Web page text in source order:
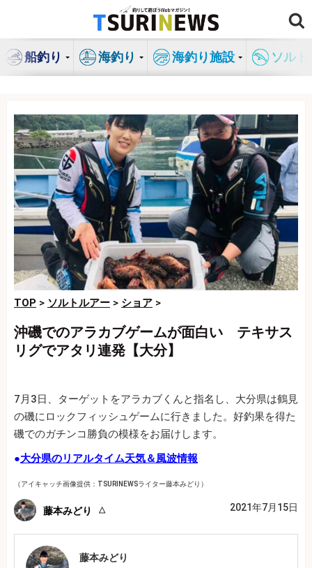
ン
船釣り 海釣り 海釣り施設 ソル
TOP > ソルトルアー > ショア >
沖磯でのアラカブゲームが面白い テキサス
リグでアタリ連発【大分】
7月3日、ターゲットをアラカブくんと指名し、大分県は鶴見
の磯にロックフィッシュゲームに行きました。好釣果を得た
磯でのガチンコ勝負の模様をお届けします。
●大分県のリアルタイム天気＆風波情報
（アイキャッチ画像提供：TSURINEWSライター藤本みどり）
藤本みどり 2021年7月15日
藤本みどり